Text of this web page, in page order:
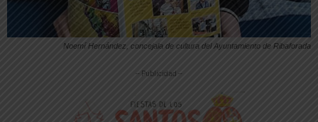
Noemí Hernández, concejala de cultura del Ayuntamiento de Ribaforada
-- Publicidad --